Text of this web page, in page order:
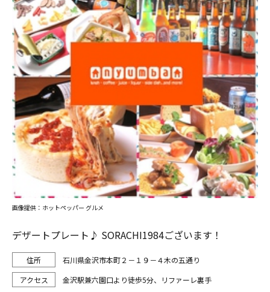
デザートプレート♪ SORACHI1984ございます！
石川県金沢市本町２－１９－４木の五通り
金沢駅兼六園口より徒歩5分、リファーレ裏手
画像提供：ホットペッパー グルメ